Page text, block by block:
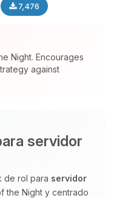
7,476
Night. Encourages
against
servidor
de rol para servidor
the Night y centrado
quien
Cuentame
mis